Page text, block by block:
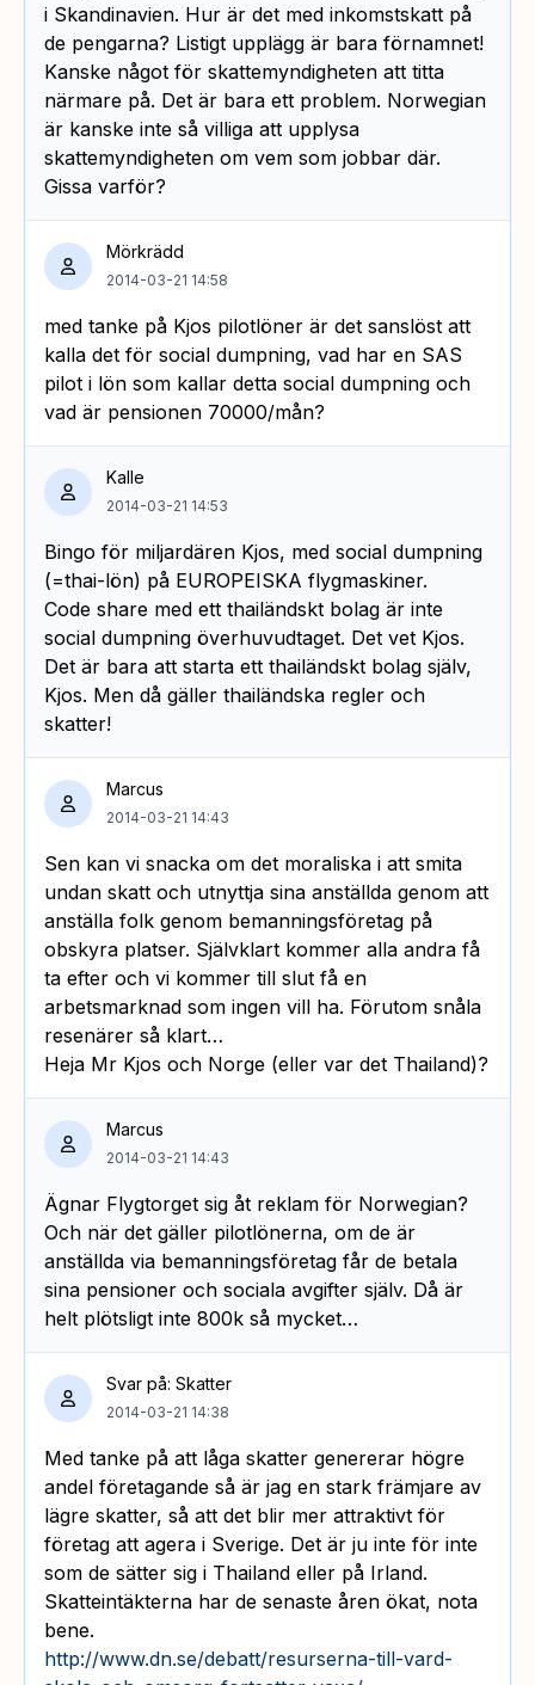
i Skandinavien. Hur är det med inkomstskatt på
de pengarna? Listigt upplägg är bara förnamnet!
Kanske något för skattemyndigheten att titta
närmare på. Det är bara ett problem. Norwegian
är kanske inte så villiga att upplysa
skattemyndigheten om vem som jobbar där.
Gissa varför?
Mörkrädd
2014-03-21 14:58
med tanke på Kjos pilotlöner är det sanslöst att
kalla det för social dumpning, vad har en SAS
pilot i lön som kallar detta social dumpning och
vad är pensionen 70000/mån?
Kalle
2014-03-21 14:53
Bingo för miljardären Kjos, med social dumpning
(=thai-lön) på EUROPEISKA flygmaskiner.
Code share med ett thailändskt bolag är inte
social dumpning överhuvudtaget. Det vet Kjos.
Det är bara att starta ett thailändskt bolag själv,
Kjos. Men då gäller thailändska regler och
skatter!
Marcus
2014-03-21 14:43
Sen kan vi snacka om det moraliska i att smita
undan skatt och utnyttja sina anställda genom att
anställa folk genom bemanningsföretag på
obskyra platser. Självklart kommer alla andra få
ta efter och vi kommer till slut få en
arbetsmarknad som ingen vill ha. Förutom snåla
resenärer så klart…
Heja Mr Kjos och Norge (eller var det Thailand)?
Marcus
2014-03-21 14:43
Ägnar Flygtorget sig åt reklam för Norwegian?
Och när det gäller pilotlönerna, om de är
anställda via bemanningsföretag får de betala
sina pensioner och sociala avgifter själv. Då är
helt plötsligt inte 800k så mycket…
Svar på: Skatter
2014-03-21 14:38
Med tanke på att låga skatter genererar högre
andel företagande så är jag en stark främjare av
lägre skatter, så att det blir mer attraktivt för
företag att agera i Sverige. Det är ju inte för inte
som de sätter sig i Thailand eller på Irland.
Skatteintäkterna har de senaste åren ökat, nota
bene.
http://www.dn.se/debatt/resurserna-till-vard-